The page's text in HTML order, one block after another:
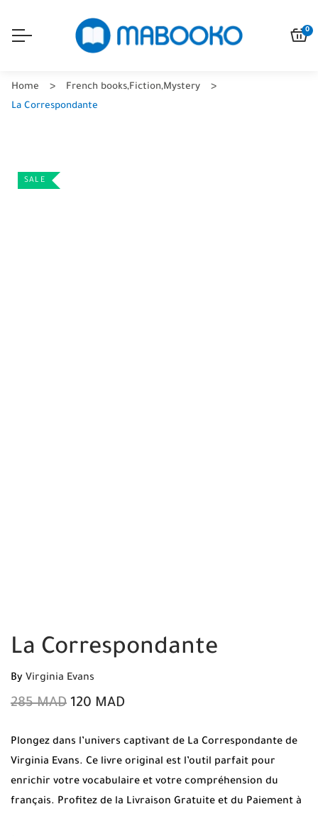
0
Home French books,Fiction,Mystery
La Correspondante
SALE
La Correspondante
By Virginia Evans
285MAD 120 MAD
Plongez dans l’univers captivant de La Correspondante de
Virginia Evans. Ce livre original est l’outil parfait pour
enrichir votre vocabulaire et votre compréhension du
français. Profitez de la Livraison Gratuite et du Paiement à